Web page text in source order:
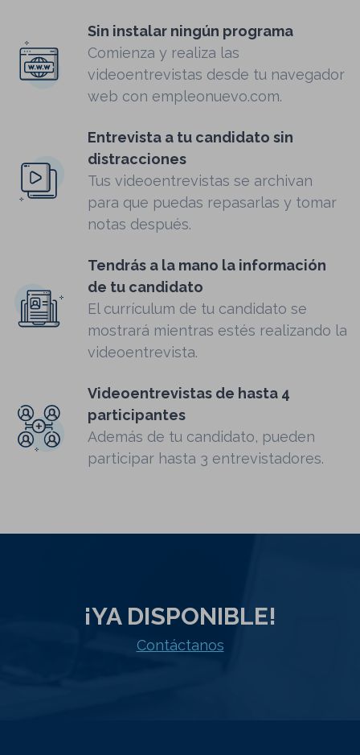
Sin instalar ningún programa
Comienza y realiza las
videoentrevistas desde tu navegador
web con empleonuevo.com.
Entrevista a tu candidato sin
distracciones
Tus videoentrevistas se archivan
para que puedas repasarlas y tomar
notas después.
Tendrás a la mano la información
de tu candidato
El currículum de tu candidato se
mostrará mientras estés realizando la
videoentrevista.
Videoentrevistas de hasta 4
participantes
Además de tu candidato, pueden
participar hasta 3 entrevistadores.
¡YA DISPONIBLE!
Contáctanos